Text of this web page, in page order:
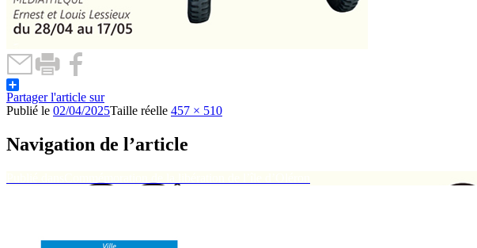
Partager l'article sur
Publié le 02/04/2025Taille réelle 457 × 510
Navigation de l’article